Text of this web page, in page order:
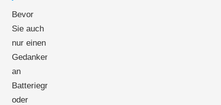
Bevor
Sie auch
nur einen
Gedanken
an
Batteriegröße
oder